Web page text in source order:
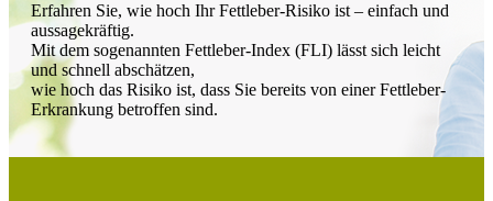
Erfahren Sie, wie hoch Ihr Fettleber-Risiko ist – einfach und
aussagekräftig.
Mit dem sogenannten Fettleber-Index (FLI) lässt sich leicht
und schnell abschätzen,
wie hoch das Risiko ist, dass Sie bereits von einer Fettleber-
Erkrankung betroffen sind.